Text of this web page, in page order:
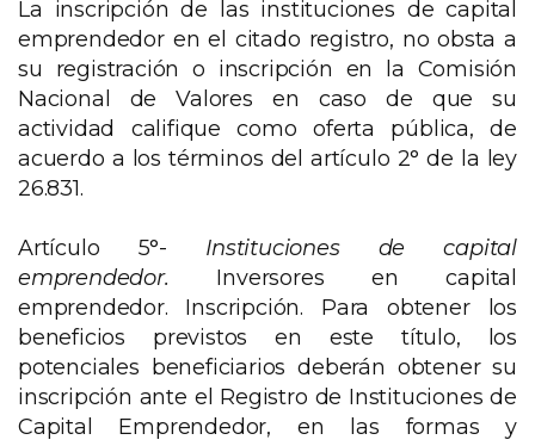
La inscripción de las instituciones de capital
emprendedor en el citado registro, no obsta a
su registración o inscripción en la Comisión
Nacional de Valores en caso de que su
actividad califique como oferta pública, de
acuerdo a los términos del artículo 2° de la ley
26.831.
Artículo 5°- Instituciones de capital
emprendedor. Inversores en capital
emprendedor. Inscripción. Para obtener los
beneficios previstos en este título, los
potenciales beneficiarios deberán obtener su
inscripción ante el Registro de Instituciones de
Capital Emprendedor, en las formas y